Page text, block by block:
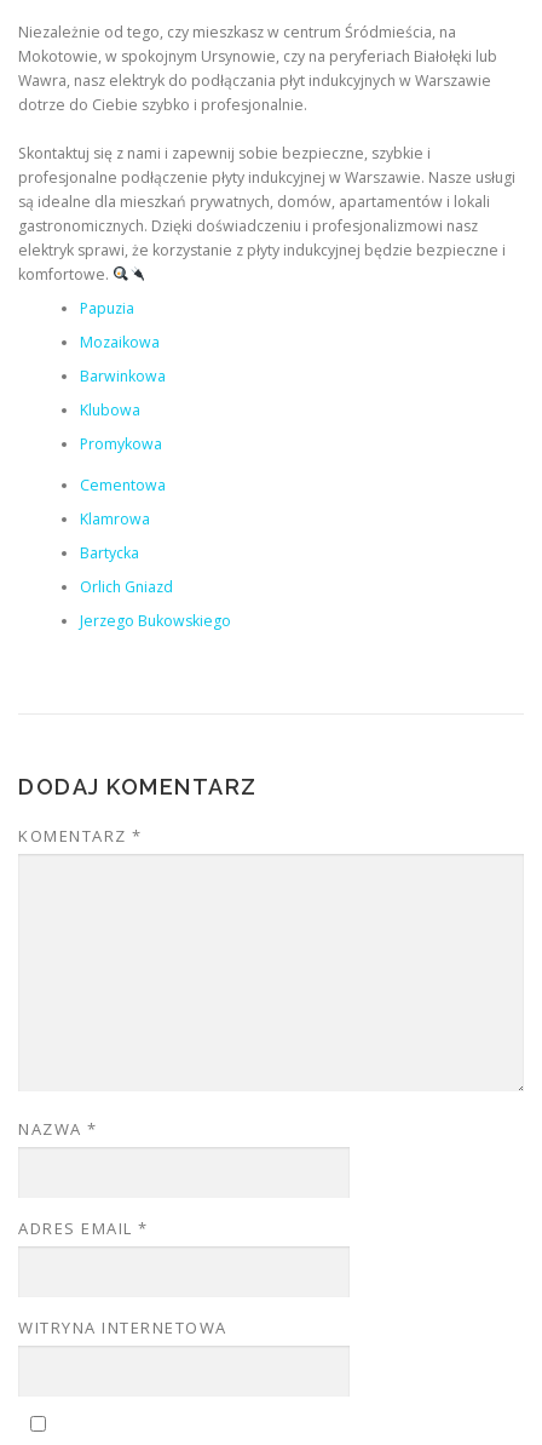
Niezależnie od tego, czy mieszkasz w centrum Śródmieścia, na
Mokotowie, w spokojnym Ursynowie, czy na peryferiach Białołęki lub
Wawra, nasz elektryk do podłączania płyt indukcyjnych w Warszawie
dotrze do Ciebie szybko i profesjonalnie.
Skontaktuj się z nami i zapewnij sobie bezpieczne, szybkie i
profesjonalne podłączenie płyty indukcyjnej w Warszawie. Nasze usługi
są idealne dla mieszkań prywatnych, domów, apartamentów i lokali
gastronomicznych. Dzięki doświadczeniu i profesjonalizmowi nasz
elektryk sprawi, że korzystanie z płyty indukcyjnej będzie bezpieczne i
komfortowe.
Papuzia
Mozaikowa
Barwinkowa
Klubowa
Promykowa
Cementowa
Klamrowa
Bartycka
Orlich Gniazd
Jerzego Bukowskiego
DODAJ KOMENTARZ
KOMENTARZ *
NAZWA *
ADRES EMAIL *
WITRYNA INTERNETOWA